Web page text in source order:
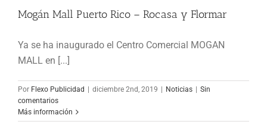
Flormar
Mogán Mall Puerto Rico – Rocasa y Flormar
Ya se ha inaugurado el Centro Comercial MOGAN
MALL en [...]
Por Flexo Publicidad | diciembre 2nd, 2019 | Noticias | Sin
comentarios
Más información